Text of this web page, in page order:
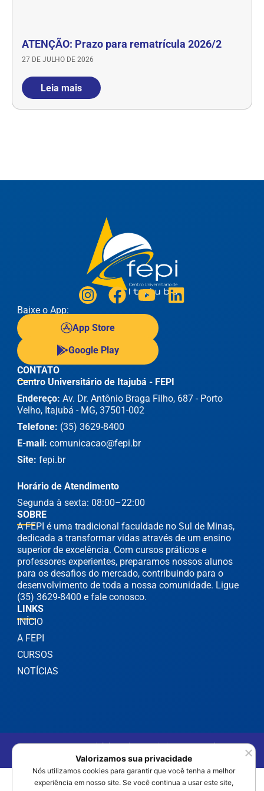
ATENÇÃO: Prazo para rematrícula 2026/2
27 DE JULHO DE 2026
Leia mais
Baixe o App:
App Store
Google Play
SOBRE
A FEPI é uma tradicional faculdade no Sul de Minas,
dedicada a transformar vidas através de um ensino
superior de excelência. Com cursos práticos e
professores experientes, preparamos nossos alunos
para os desafios do mercado, contribuindo para o
desenvolvimento de toda a nossa comunidade. Ligue
(35) 3629-8400 e fale conosco.
LINKS
INÍCIO
A FEPI
CURSOS
NOTÍCIAS
CONTATO
Centro Universitário de Itajubá - FEPI
Endereço: Av. Dr. Antônio Braga Filho, 687 - Porto
Velho, Itajubá - MG, 37501-002
Telefone: (35) 3629-8400
E-mail: comunicacao@fepi.br
Site: fepi.br
Horário de Atendimento
Segunda à sexta: 08:00–22:00
©2025 FEPI Itajubá - Todos os Direitos Reservados
Política de Privacidade
Valorizamos sua privacidade
Nós utilizamos cookies para garantir que você tenha a melhor
experiência em nosso site. Se você continua a usar este site,